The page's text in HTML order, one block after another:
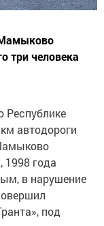
Мамыково
три человека
автодороги
1998 года
в нарушение
под